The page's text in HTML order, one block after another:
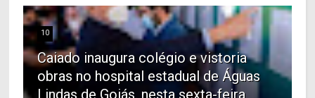
10
Caiado inaugura colégio e vistoria
obras no hospital estadual de Águas